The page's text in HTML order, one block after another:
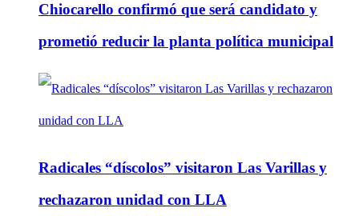
Chiocarello confirmó que será candidato y
prometió reducir la planta política municipal
Radicales “díscolos” visitaron Las Varillas y
rechazaron unidad con LLA